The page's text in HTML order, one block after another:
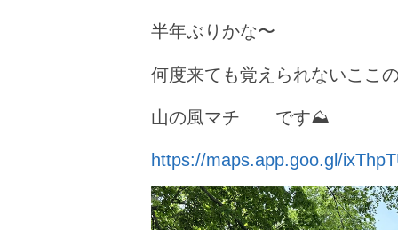
半年ぶりかな〜
何度来ても覚えられないここ
山の風マチ です⛰️
https://maps.app.goo.gl/